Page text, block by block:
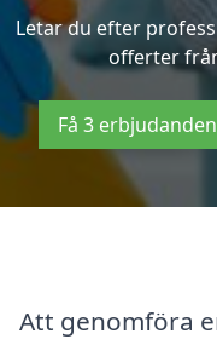
Letar du efter
offerter
Få 3
Att genomföra